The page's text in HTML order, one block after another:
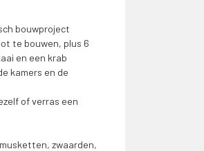
bouwproject
te bouwen, plus 6
en een krab
kamers en de
of verras een
zwaarden,